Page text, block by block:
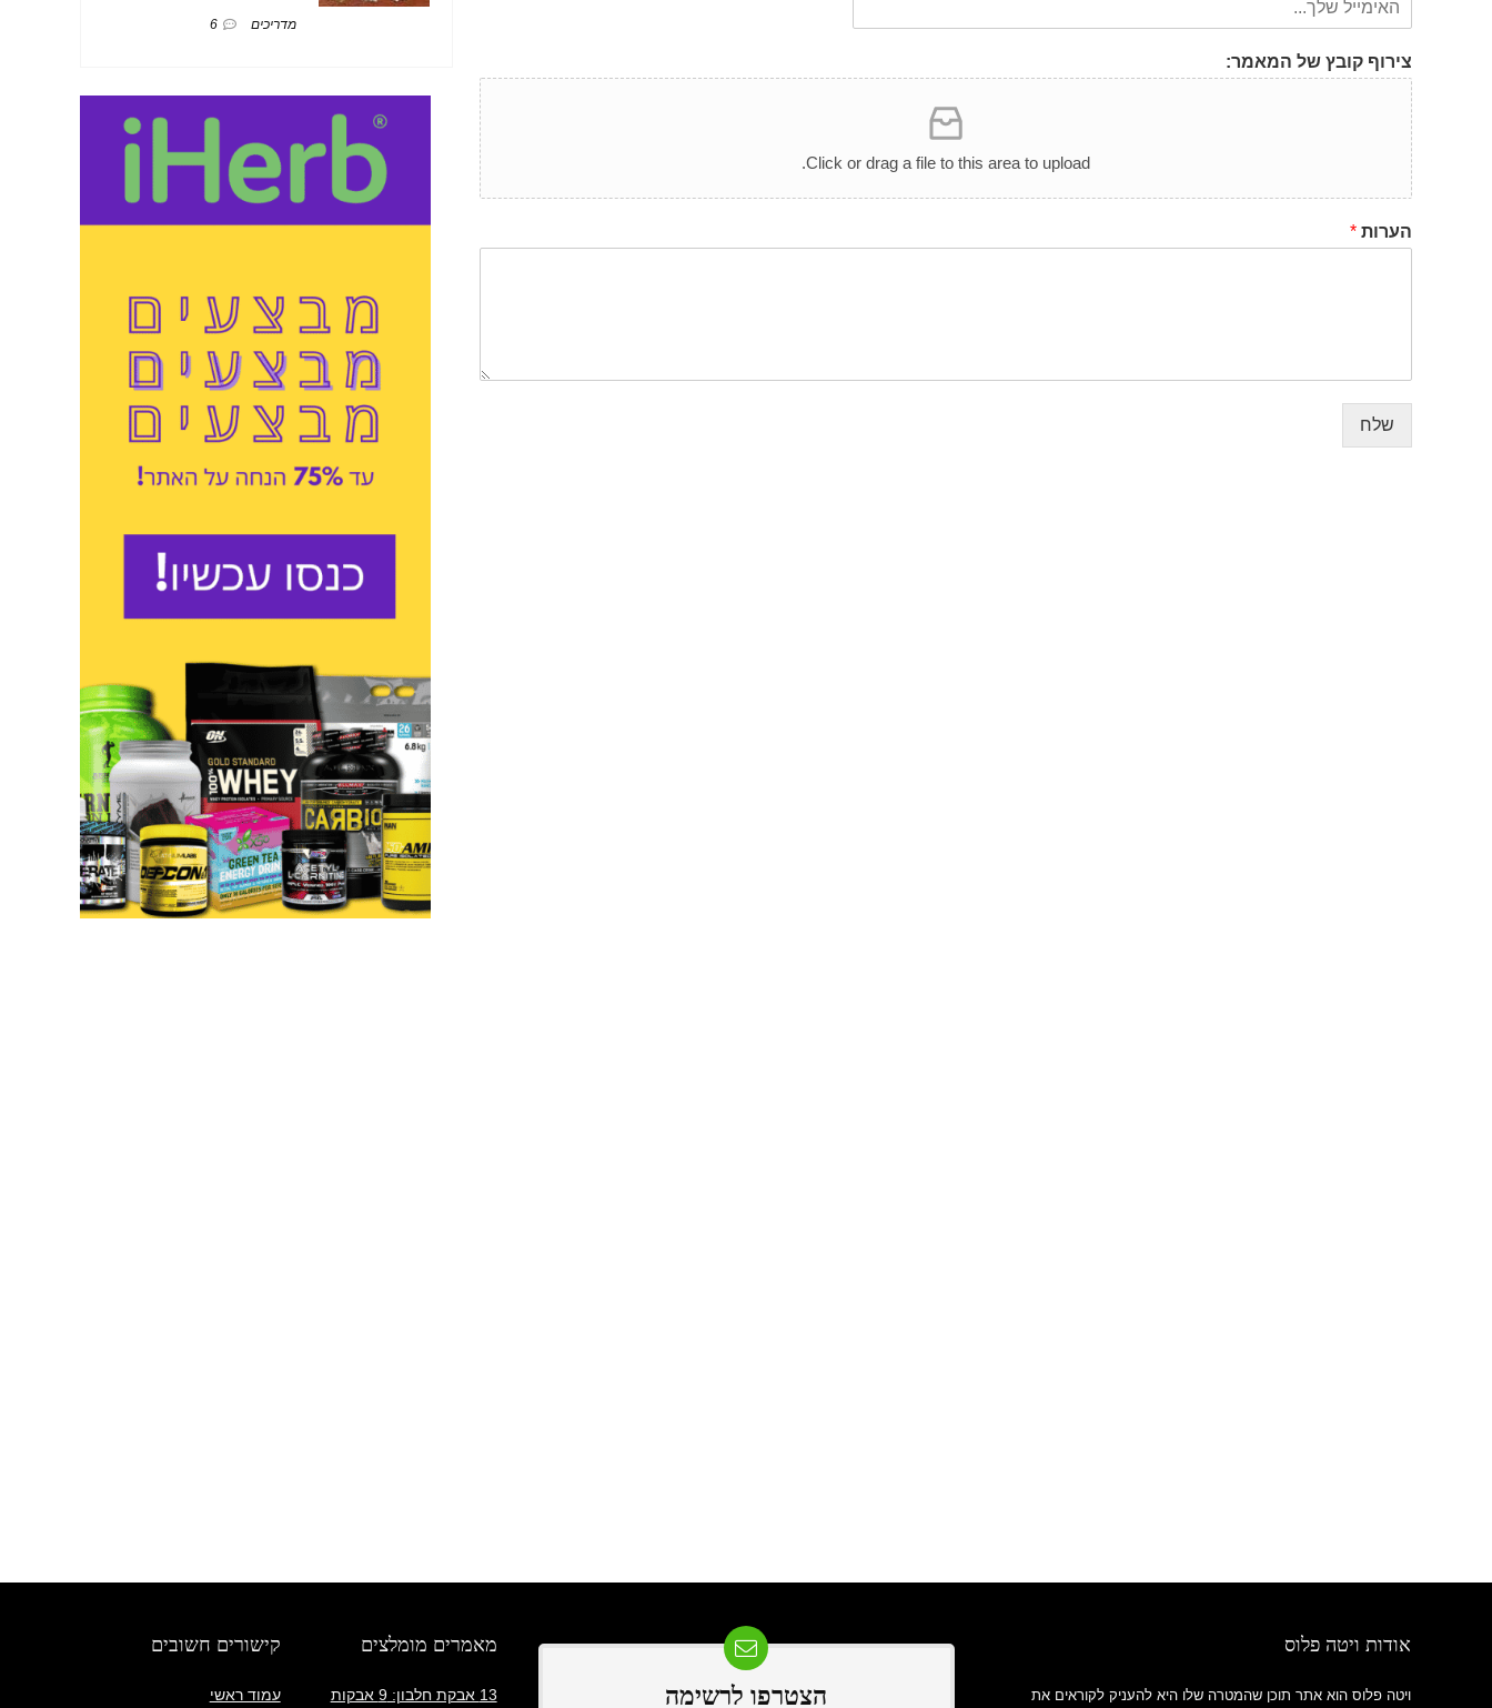
צירוף קובץ של המאמר:
Click or drag a file to this area to upload.
הערות *
שלח
מדריכים 6
אודות ויטה פלוס
ויטה פלוס הוא אתר תוכן שהמטרה שלו היא להעניק לקוראים את הצטרפו לרשימה
מאמרים מומלצים
13 אבקת חלבון: 9 אבקות
קישורים חשובים
עמוד ראשי